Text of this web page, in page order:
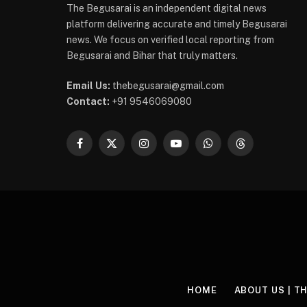
The Begusarai is an independent digital news
platform delivering accurate and timely Begusarai
news. We focus on verified local reporting from
Begusarai and Bihar that truly matters.
Email Us: thebegusarai@gmail.com
Contact: +91 9546069080
Facebook
X
InstagramYouTubeWhatsAppThreads
HOME ABOUT US |